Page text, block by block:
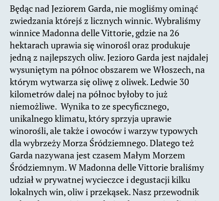
Będąc nad Jeziorem Garda, nie mogliśmy ominąć
zwiedzania którejś z licznych winnic. Wybraliśmy
winnice Madonna delle Vittorie, gdzie na 26
hektarach uprawia się winorośl oraz produkuje
jedną z najlepszych oliw. Jezioro Garda jest najdalej
wysuniętym na północ obszarem we Włoszech, na
którym wytwarza się oliwę z oliwek. Ledwie 30
kilometrów dalej na północ byłoby to już
niemożliwe. Wynika to ze specyficznego,
unikalnego klimatu, który sprzyja uprawie
winorośli, ale także i owoców i warzyw typowych
dla wybrzeży Morza Śródziemnego. Dlatego też
Garda nazywana jest czasem Małym Morzem
Śródziemnym. W Madonna delle Vittorie braliśmy
udział w prywatnej wycieczce i degustacji kilku
lokalnych win, oliw i przekąsek. Nasz przewodnik